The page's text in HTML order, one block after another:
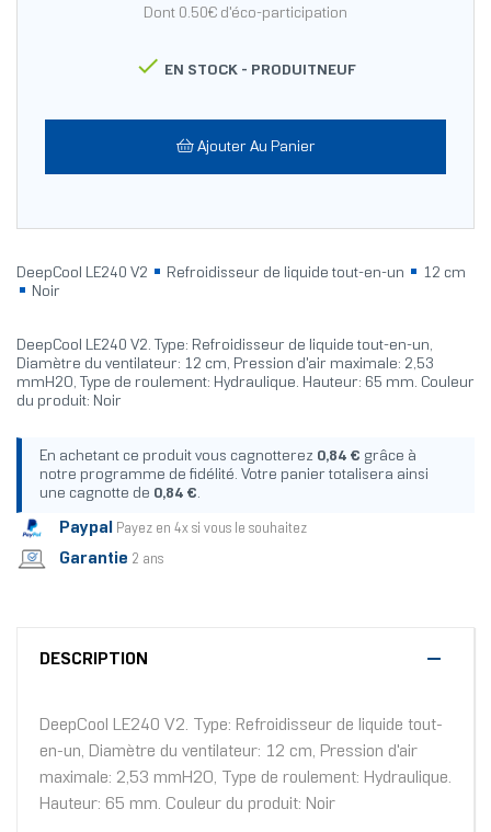
Dont 0.50€ d'éco-participation
 EN STOCK - PRODUITNEUF
Ajouter Au Panier
DeepCool LE240 V2 Refroidisseur de liquide tout-en-un
12 cm
Noir
DeepCool LE240 V2. Type: Refroidisseur de liquide tout-en-un,
Diamètre du ventilateur: 12 cm, Pression d'air maximale: 2,53
mmH2O, Type de roulement: Hydraulique. Hauteur: 65 mm. Couleur
du produit: Noir
En achetant ce produit vous cagnotterez 0,84 € grâce à
notre programme de fidélité. Votre panier totalisera ainsi
une cagnotte de 0,84 €.
Paypal Payez en 4x si vous le souhaitez
Garantie 2 ans
DESCRIPTION
DeepCool LE240 V2. Type: Refroidisseur de liquide tout-
en-un, Diamètre du ventilateur: 12 cm, Pression d'air
maximale: 2,53 mmH2O, Type de roulement: Hydraulique.
Hauteur: 65 mm. Couleur du produit: Noir